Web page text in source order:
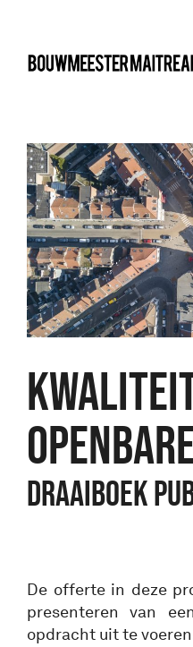
bma
Draaiboek
De offerte in deze
presenteren van
opdracht uit te